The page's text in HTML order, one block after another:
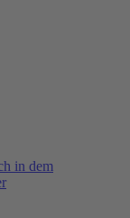
in dem